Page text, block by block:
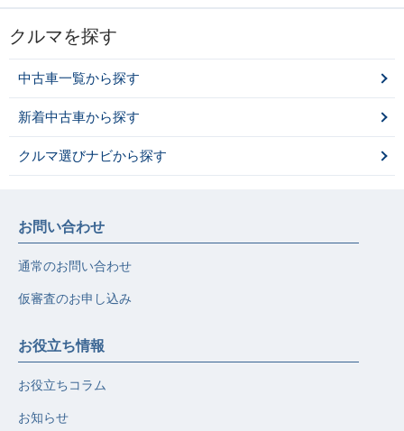
クルマを探す
中古車一覧から探す
新着中古車から探す
クルマ選びナビから探す
お問い合わせ
通常のお問い合わせ
仮審査のお申し込み
お役立ち情報
お役立ちコラム
お知らせ